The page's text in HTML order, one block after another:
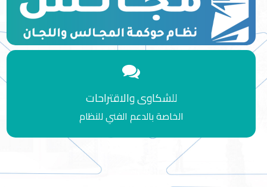
حول مجالس
للشكاوى والاقتراحات
الخاصة بالدعم الفني للنظام